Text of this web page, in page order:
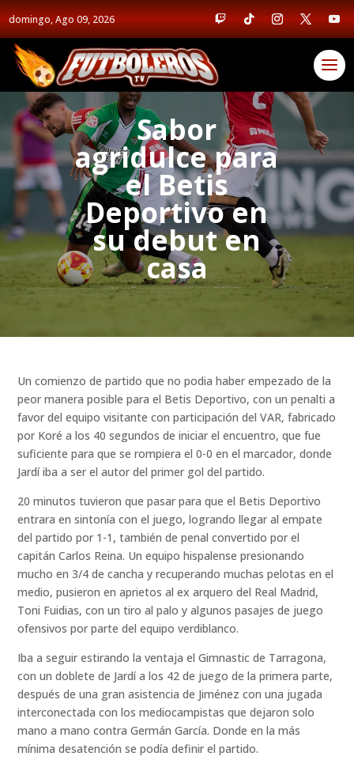
domingo, Ago 09, 2026
Sabor
agridulce para
el Betis
Deportivo en
su debut en
casa
Un comienzo de partido que no podia haber empezado de la
peor manera posible para el Betis Deportivo, con un penalti a
favor del equipo visitante con participación del VAR, fabricado
por Koré a los 40 segundos de iniciar el encuentro, que fue
suficiente para que se rompiera el 0-0 en el marcador, donde
Jardí iba a ser el autor del primer gol del partido.
20 minutos tuvieron que pasar para que el Betis Deportivo
entrara en sintonía con el juego, logrando llegar al empate
del partido por 1-1, también de penal convertido por el
capitán Carlos Reina. Un equipo hispalense presionando
mucho en 3/4 de cancha y recuperando muchas pelotas en el
medio, pusieron en aprietos al ex arquero del Real Madrid,
Toni Fuidias, con un tiro al palo y algunos pasajes de juego
ofensivos por parte del equipo verdiblanco.
Iba a seguir estirando la ventaja el Gimnastic de Tarragona,
con un doblete de Jardí a los 42 de juego de la primera parte,
después de una gran asistencia de Jiménez con una jugada
interconectada con los mediocampistas que dejaron solo
mano a mano contra Germán García. Donde en la más
mínima desatención se podía definir el partido.